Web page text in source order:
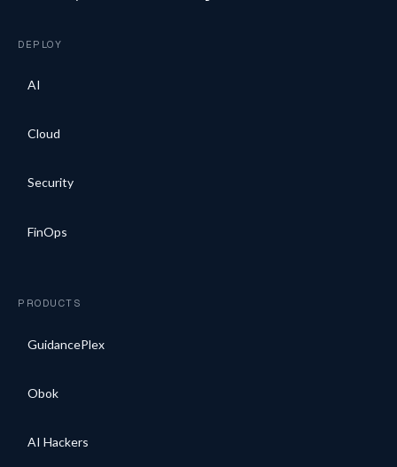
DEPLOY
AI
Cloud
Security
FinOps
PRODUCTS
GuidancePlex
Obok
AI Hackers